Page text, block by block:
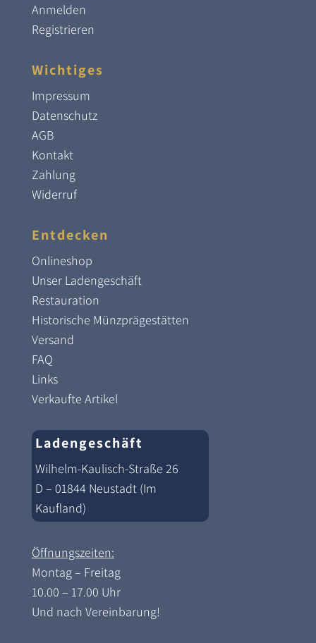
Anmelden
Registrieren
Wichtiges
Impressum
Datenschutz
AGB
Kontakt
Zahlung
Widerruf
Entdecken
Onlineshop
Unser Ladengeschäft
Restauration
Historische Münzprägestätten
Versand
FAQ
Links
Verkaufte Artikel
Ladengeschäft
Wilhelm-Kaulisch-Straße 26
D – 01844 Neustadt (Im
Kaufland)
Öffnungszeiten:
Montag – Freitag
10.00 – 17.00 Uhr
Und nach Vereinbarung!